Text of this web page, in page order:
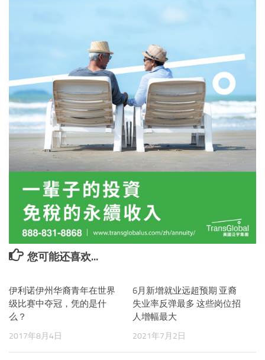
您可能还喜欢...
伊利诺伊州华裔青年在世界
级比赛中夺冠，凭的是什
么？
2017年8月4日
6月新增就业远超预期 亚裔
失业率反弹最多 这些岗位招
人增幅最大
2021年7月2日